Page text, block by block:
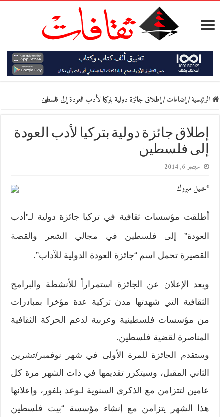
الرئيسية/إضاءات/إطلاق جائزة دولية بتركيا لأدب العودة إلى فلسطين
إطلاق جائزة دولية بتركيا لأدب العودة
إلى فلسطين
سبتمبر 6, 2014
*خليل مبروك
أطلقت مؤسسات ثقافية في تركيا جائزة دولية لـ”أدب
العودة” إلى فلسطين في مجالي الشعر والقصة
القصيرة تحمل اسم “جائزة العودة الدولية للآداب”.
ويعد الإعلان عن الجائزة استمراراً للأنشطة والبرامج
الثقافية التي شهدتها مدن تركية عدة مؤخرا بمبادرات
من مؤسسات فلسطينية وعربية لدعم الحركة الثقافية
المناصرة لقضية فلسطين.
وستقدم الجائزة للمرة الأولى في شهر نوفمبر/تشرين
الثاني المقبل، وسيتكرر تقديمها في ذات الشهر مرة كل
عامين لتتزامن مع الذكرى السنوية لـوعد بلفور، وإعلانها
هذا الشهر يتزامن مع إنشاء مؤسسة “بيت فلسطين